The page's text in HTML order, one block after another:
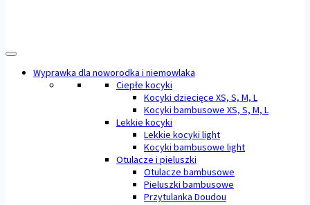
Wyprawka dla noworodka i niemowlaka
Ciepłe kocyki
Kocyki dziecięce XS, S, M, L
Kocyki bambusowe XS, S, M, L
Lekkie kocyki
Lekkie kocyki light
Kocyki bambusowe light
Otulacze i pieluszki
Otulacze bambusowe
Pieluszki bambusowe
Przytulanka Doudou